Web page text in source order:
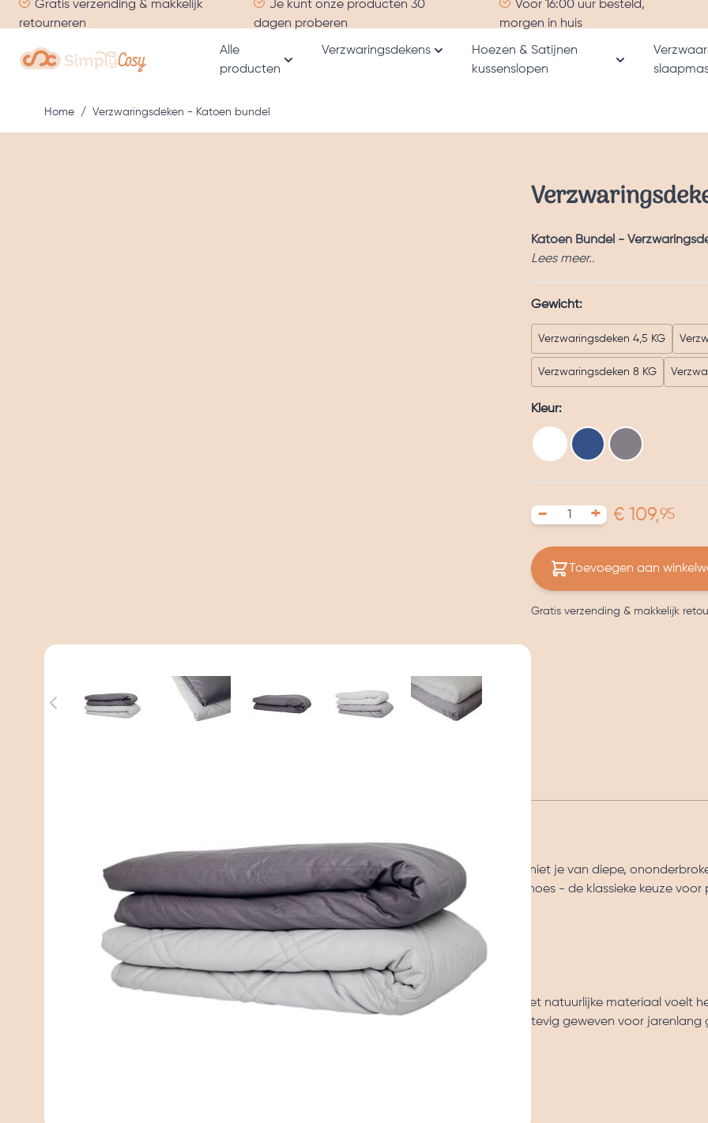
Ga naar de inhoud
Gratis verzending & makkelijk
retourneren
Je kunt onze producten 30
dagen proberen
Voor 16:00 uur besteld,
morgen in huis
Alle
producten
Toon submenu voor Alle producten categorie
Verzwaringsdekens
Toon submenu voor Verzwaringsdekens
Hoezen & Satijnen
kussenslopen
Toon
Home / Verzwaringsdeken - Katoen bundel
Katoen Bundel -
Lees meer..
Gewicht:
Verzwaringsdeken 4,5 KG
Verzwaringsdeken 8 KG
Kleur:
- + Prijs
€ 109,95
Toevoegen aan
Gratis verzending & makkelijk
Katoen Bundel - Verzwaringsdeken met Katoenen Hoes
Slaap je onrustig of word je vaak wakker? Met de Katoen Bundel van Simply Cosy geniet je van diepe,
Deze bundel bevat onze verzwaringsdeken in combinatie met een zachte katoenen hoes - de klassieke keuze voor
slaapcomfort.
Wat zit er in deze bundel?
Een verzwaringsdeken naar keuze (4,5 tot 10 kg)
Een katoenen hoes in Wit, Donkerblauw of Donkergrijs (140 x 200 cm)
Waarom katoen?
Katoen is al eeuwenlang de favoriete stof voor beddengoed, en niet zonder reden. Het natuurlijke materiaal voelt
zacht aan, ademt uitstekend en is geschikt voor elk seizoen. Onze katoenen hoes is stevig geweven voor jarenlang